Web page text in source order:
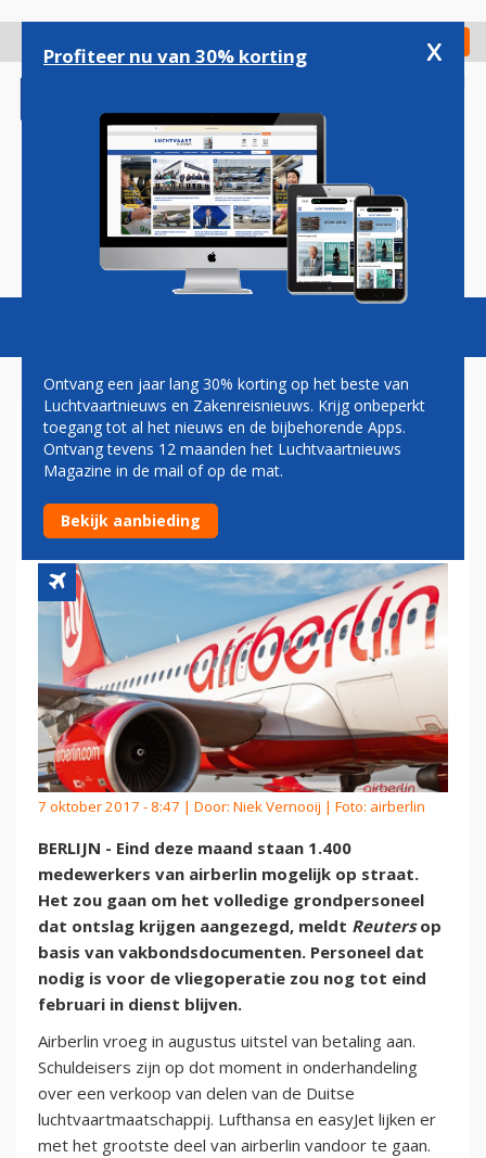
gaan
Check in
Magazine Podcasts Vacatures
'1.400 AIRBERLIN-
MEDEWERKERS EIND DEZE
MAAND OP STRAAT'
7 oktober 2017 - 8:47 | Door: Niek Vernooij | Foto: airberlin
BERLIJN - Eind deze maand staan 1.400
medewerkers van airberlin mogelijk op straat.
Het zou gaan om het volledige grondpersoneel
dat ontslag krijgen aangezegd, meldt Reutersop
basis van vakbondsdocumenten. Personeel dat
nodig is voor de vliegoperatie zou nog tot eind
februari in dienst blijven.
Airberlin vroeg in augustus uitstel van betaling aan.
Schuldeisers zijn op dot moment in onderhandeling
over een verkoop van delen van de Duitse
luchtvaartmaatschappij. Lufthansa en easyJet lijken er
met het grootste deel van airberlin vandoor te gaan.
Profiteer nu van 30% korting x
Ontvang een jaar lang 30% korting op het beste van
Luchtvaartnieuws en Zakenreisnieuws. Krijg onbeperkt
toegang tot al het nieuws en de bijbehorende Apps.
Ontvang tevens 12 maanden het Luchtvaartnieuws
Magazine in de mail of op de mat.
Bekijk aanbieding